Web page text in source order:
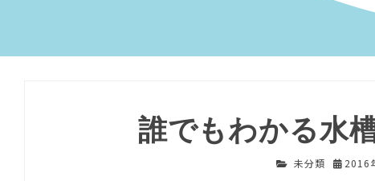
誰でもわかる
未分類 2016